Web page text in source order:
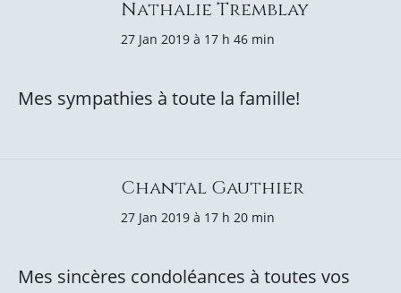
Nathalie Tremblay
27 Jan 2019 à 17 h 46 min
Mes sympathies à toute la famille!
Chantal Gauthier
27 Jan 2019 à 17 h 20 min
Mes sincères condoléances à toutes vos